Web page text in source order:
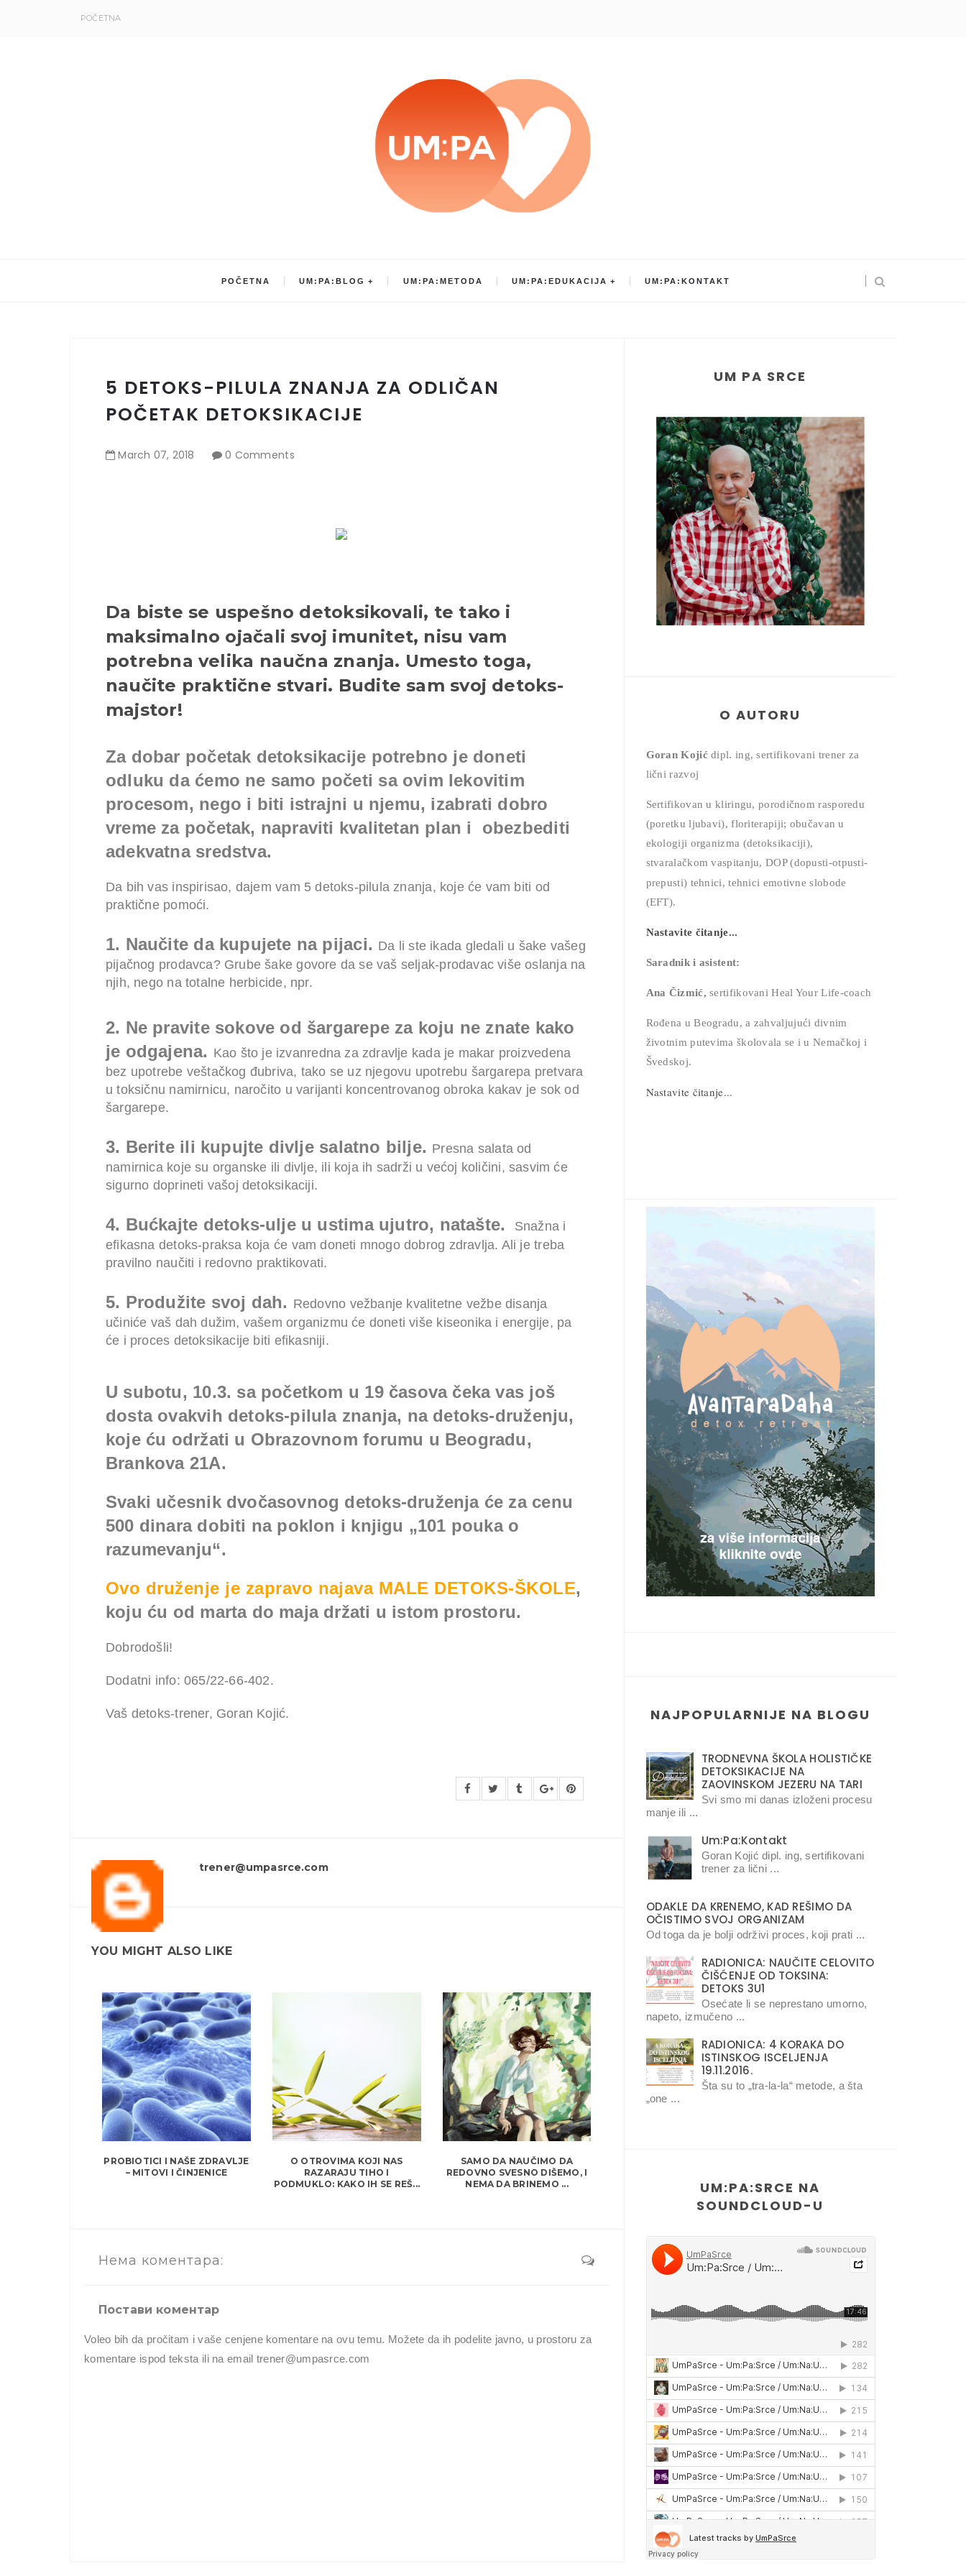
POČETNA
POČETNA UM:PA:BLOG UM:PA:METODA UM:PA:EDUKACIJA UM:PA:KONTAKT
5 DETOKS-PILULA ZNANJA ZA ODLIČAN
POČETAK DETOKSIKACIJE
March 07, 2018 0 Comments
Da biste se uspešno detoksikovali, te tako i
maksimalno ojačali svoj imunitet, nisu vam
potrebna velika naučna znanja. Umesto toga,
naučite praktične stvari. Budite sam svoj detoks-
majstor!
Za dobar početak detoksikacije potrebno je doneti
odluku da ćemo ne samo početi sa ovim lekovitim
procesom, nego i biti istrajni u njemu, izabrati dobro
vreme za početak, napraviti kvalitetan plan i obezbediti
adekvatna sredstva.
Da bih vas inspirisao, dajem vam 5 detoks-pilula znanja, koje će vam biti od
praktične pomoći.
1. Naučite da kupujete na pijaci. Da li ste ikada gledali u šake vašeg
pijačnog prodavca? Grube šake govore da se vaš seljak-prodavac više oslanja na
njih, nego na totalne herbicide, npr.
2. Ne pravite sokove od šargarepe za koju ne znate kako
je odgajena. Kao što je izvanredna za zdravlje kada je makar proizvedena
bez upotrebe veštačkog đubriva, tako se uz njegovu upotrebu šargarepa pretvara
u toksičnu namirnicu, naročito u varijanti koncentrovanog obroka kakav je sok od
šargarepe.
3. Berite ili kupujte divlje salatno bilje. Presna salata od
namirnica koje su organske ili divlje, ili koja ih sadrži u većoj količini, sasvim će
sigurno doprineti vašoj detoksikaciji.
4. Bućkajte detoks-ulje u ustima ujutro, natašte.
Snažna i
efikasna detoks-praksa koja će vam doneti mnogo dobrog zdravlja. Ali je treba
pravilno naučiti i redovno praktikovati.
5. Produžite svoj dah. Redovno vežbanje kvalitetne vežbe disanja
učiniće vaš dah dužim, vašem organizmu će doneti više kiseonika i energije, pa
će i proces detoksikacije biti efikasniji.
U subotu, 10.3. sa početkom u 19 časova čeka vas još
dosta ovakvih detoks-pilula znanja, na detoks-druženju,
koje ću održati u Obrazovnom forumu u Beogradu,
Brankova 21A.
Svaki učesnik dvočasovnog detoks-druženja će za cenu
500 dinara dobiti na poklon i knjigu „101 pouka o
razumevanju“.
Ovo druženje je zapravo najava MALE DETOKS-ŠKOLE,
koju ću od marta do maja držati u istom prostoru.
Dobrodošli!
Dodatni info: 065/22-66-402.
Vaš detoks-trener, Goran Kojić.
trener@umpasrce.com
YOU MIGHT ALSO LIKE
PROBIOTICI I NAŠE ZDRAVLJE
– MITOVI I ČINJENICE
O OTROVIMA KOJI NAS
RAZARAJU TIHO I
PODMUKLO: KAKO IH SE REŠ...
SAMO DA NAUČIMO DA
REDOVNO SVESNO DIŠEMO, I
NEMA DA BRINEMO ...
Нема коментара:
Постави коментар
Voleo bih da pročitam i vaše cenjene komentare na ovu temu. Možete da ih podelite javno, u prostoru za
komentare ispod teksta ili na email trener@umpasrce.com
UM PA SRCE
O AUTORU
Goran Kojić dipl. ing, sertifikovani trener za
lični razvoj
Sertifikovan u kliringu, porodičnom rasporedu
(poretku ljubavi), floriterapiji; obučavan u
ekologiji organizma (detoksikaciji),
stvaralačkom vaspitanju, DOP (dopusti-otpusti-
prepusti) tehnici,tehnici emotivne slobode
(EFT).
Nastavite čitanje...
Saradnik i asistent:
Ana Čizmić,sertifikovani Heal Your Life-coach
Rođena u Beogradu, a zahvaljujući divnim
životnim putevima školovala se i u Nemačkoj i
Švedskoj.
Nastavite čitanje...
NAJPOPULARNIJE NA BLOGU
TRODNEVNA ŠKOLA HOLISTIČKE
DETOKSIKACIJE NA
ZAOVINSKOM JEZERU NA TARI
Svi smo mi danas izloženi procesu
manje ili ...
Um:Pa:Kontakt
Goran Kojić dipl. ing, sertifikovani
trener za lični ...
ODAKLE DA KRENEMO, KAD REŠIMO DA
OČISTIMO SVOJ ORGANIZAM
Od toga da je bolji održivi proces, koji prati ...
RADIONICA: NAUČITE CELOVITO
ČIŠĆENJE OD TOKSINA:
DETOKS 3U1
Osećate li se neprestano umorno,
napeto, izmučeno ...
RADIONICA: 4 KORAKA DO
ISTINSKOG ISCELJENJA
19.11.2016.
Šta su to „tra-la-la“ metode, a šta
„one ...
UM:PA:SRCE NA
SOUNDCLOUD-U